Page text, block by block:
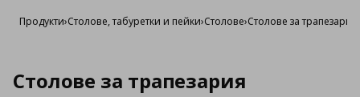
Продукти›Столове, табуретки и пейки›Столове›Столове за трапезария
Столове за трапезария